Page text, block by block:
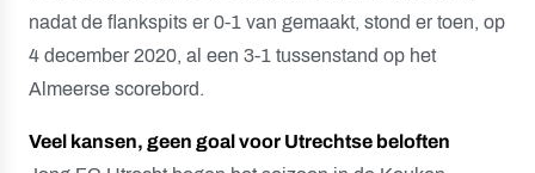
nadat de flankspits er 0-1 van gemaakt, stond er toen, op
4 december 2020, al een 3-1 tussenstand op het
Almeerse scorebord.
Veel kansen, geen goal voor Utrechtse beloften